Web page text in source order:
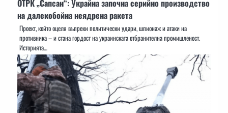
ОТРК „Сапсан“: Украйна започна серийно производство
на далекобойна неядрена ракета
Проект, който оцеля въпреки политически удари, шпионаж и атаки на
противника – и стана гордост на украинската отбранителна промишленост.
Историята…